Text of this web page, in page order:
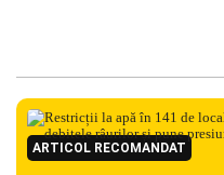
ARTICOL RECOMANDAT